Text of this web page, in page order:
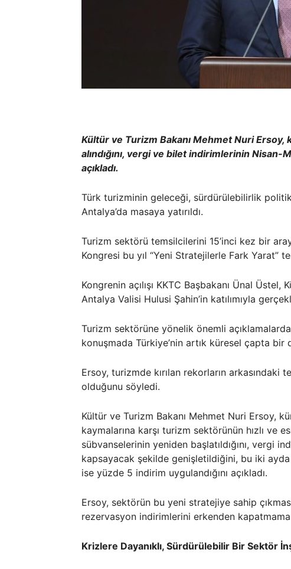
Kültür ve Turizm Bakanı Mehmet Nuri
alındığını, vergi ve bilet indirimlerinin Nisan-
açıkladı.
Türk turizminin geleceği, sürdürülebilirlik
Antalya’da masaya yatırıldı.
Turizm sektörü temsilcilerini 15’inci kez bir
Kongresi bu yıl “Yeni Stratejilerle Fark Yarat”
Kongrenin açılışı KKTC Başbakanı Ünal
Antalya Valisi Hulusi Şahin’in katılımıyla
Turizm sektörüne yönelik önemli açıklamalarda
konuşmada Türkiye’nin artık küresel çapta bir
Ersoy, turizmde kırılan rekorların
olduğunu söyledi.
Kültür ve Turizm Bakanı Mehmet Nuri Ersoy,
kaymalarına karşı turizm sektörünün hızlı ve
sübvanselerinin yeniden başlatıldığını, vergi
kapsayacak şekilde genişletildiğini, bu iki
ise yüzde 5 indirim uygulandığını açıkladı.
Ersoy, sektörün bu yeni stratejiye sahip
rezervasyon indirimlerini erkenden kapatmama
Krizlere Dayanıklı, Sürdürülebilir Bir Sektör